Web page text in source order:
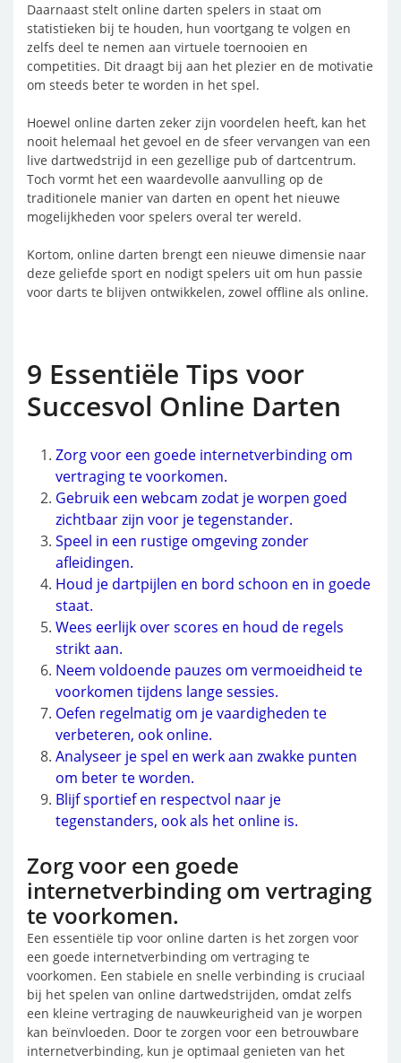
Daarnaast stelt online darten spelers in staat om
statistieken bij te houden, hun voortgang te volgen en
zelfs deel te nemen aan virtuele toernooien en
competities. Dit draagt bij aan het plezier en de motivatie
om steeds beter te worden in het spel.
Hoewel online darten zeker zijn voordelen heeft, kan het
nooit helemaal het gevoel en de sfeer vervangen van een
live dartwedstrijd in een gezellige pub of dartcentrum.
Toch vormt het een waardevolle aanvulling op de
traditionele manier van darten en opent het nieuwe
mogelijkheden voor spelers overal ter wereld.
Kortom, online darten brengt een nieuwe dimensie naar
deze geliefde sport en nodigt spelers uit om hun passie
voor darts te blijven ontwikkelen, zowel offline als online.
9 Essentiële Tips voor
Succesvol Online Darten
Zorg voor een goede internetverbinding om
vertraging te voorkomen.
Gebruik een webcam zodat je worpen goed
zichtbaar zijn voor je tegenstander.
Speel in een rustige omgeving zonder
afleidingen.
Houd je dartpijlen en bord schoon en in goede
staat.
Wees eerlijk over scores en houd de regels
strikt aan.
Neem voldoende pauzes om vermoeidheid te
voorkomen tijdens lange sessies.
Oefen regelmatig om je vaardigheden te
verbeteren, ook online.
Analyseer je spel en werk aan zwakke punten
om beter te worden.
Blijf sportief en respectvol naar je
tegenstanders, ook als het online is.
Zorg voor een goede
internetverbinding om vertraging
te voorkomen.
Een essentiële tip voor online darten is het zorgen voor
een goede internetverbinding om vertraging te
voorkomen. Een stabiele en snelle verbinding is cruciaal
bij het spelen van online dartwedstrijden, omdat zelfs
een kleine vertraging de nauwkeurigheid van je worpen
kan beïnvloeden. Door te zorgen voor een betrouwbare
internetverbinding, kun je optimaal genieten van het